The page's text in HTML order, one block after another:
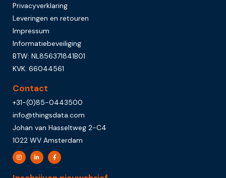
Privacyverklaring
Leveringen en retouren
Impressum
Informatiebeveiliging
BTW: NL856371841B01
KVK: 66044561
Contact
+31-(0)85-0443500
info@thingsdata.com
Johan van Hasseltweg 2-C4
1022 WV Amsterdam